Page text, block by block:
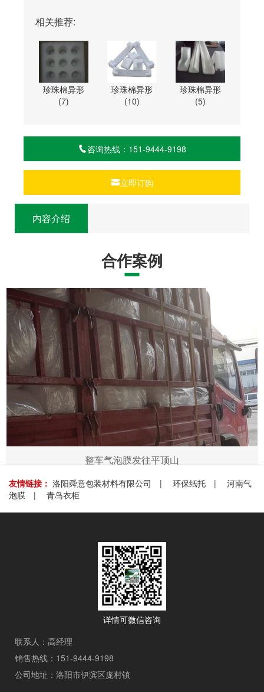
相关推荐:
珍珠棉异形
(7)
珍珠棉异形
(10)
珍珠棉异形
(5)
咨询热线：151-9444-9198
立即订购
内容介绍
合作案例
整车气泡膜发往平顶山
友情链接： 洛阳舜意包装材料有限公司 | 环保纸托 | 河南气
泡膜 | 青岛衣柜
详情可微信咨询
联系人：高经理
销售热线：151-9444-9198
公司地址：洛阳市伊滨区庞村镇